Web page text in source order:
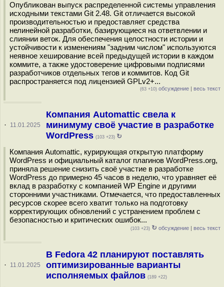
Опубликован выпуск распределенной системы управления
исходными текстами Git 2.48. Git отличается высокой
производительностью и предоставляет средства
нелинейной разработки, базирующиеся на ответвлении и
слиянии веток. Для обеспечения целостности истории и
устойчивости к изменениям "задним числом" используются
неявное хеширование всей предыдущей истории в каждом
коммите, а также удостоверение цифровыми подписями
разработчиков отдельных тегов и коммитов. Код Git
распространяется под лицензией GPLv2+...
(63 +10) обсуждение | весь текст
· 11.01.2025
Компания Automattic свела к
минимуму своё участие в разработке
WordPress (103 +23) ↻
Компания Automattic, курирующая открытую платформу
WordPress и официальный каталог плагинов WordPress.org,
приняла решение снизить своё участие в разработке
WordPress до примерно 45 часов в неделю, что уравняет её
вклад в разработку с компанией WP Engine и другими
сторонними участниками. Отмечается, что предоставленных
ресурсов скорее всего хватит только на подготовку
корректирующих обновлений с устранением проблем с
безопасностью и критических ошибок...
(103 +23) ↻ обсуждение | весь текст
· 11.01.2025
В Fedora 42 планируют поставлять
оптимизированные варианты
исполняемых файлов (189 +22)